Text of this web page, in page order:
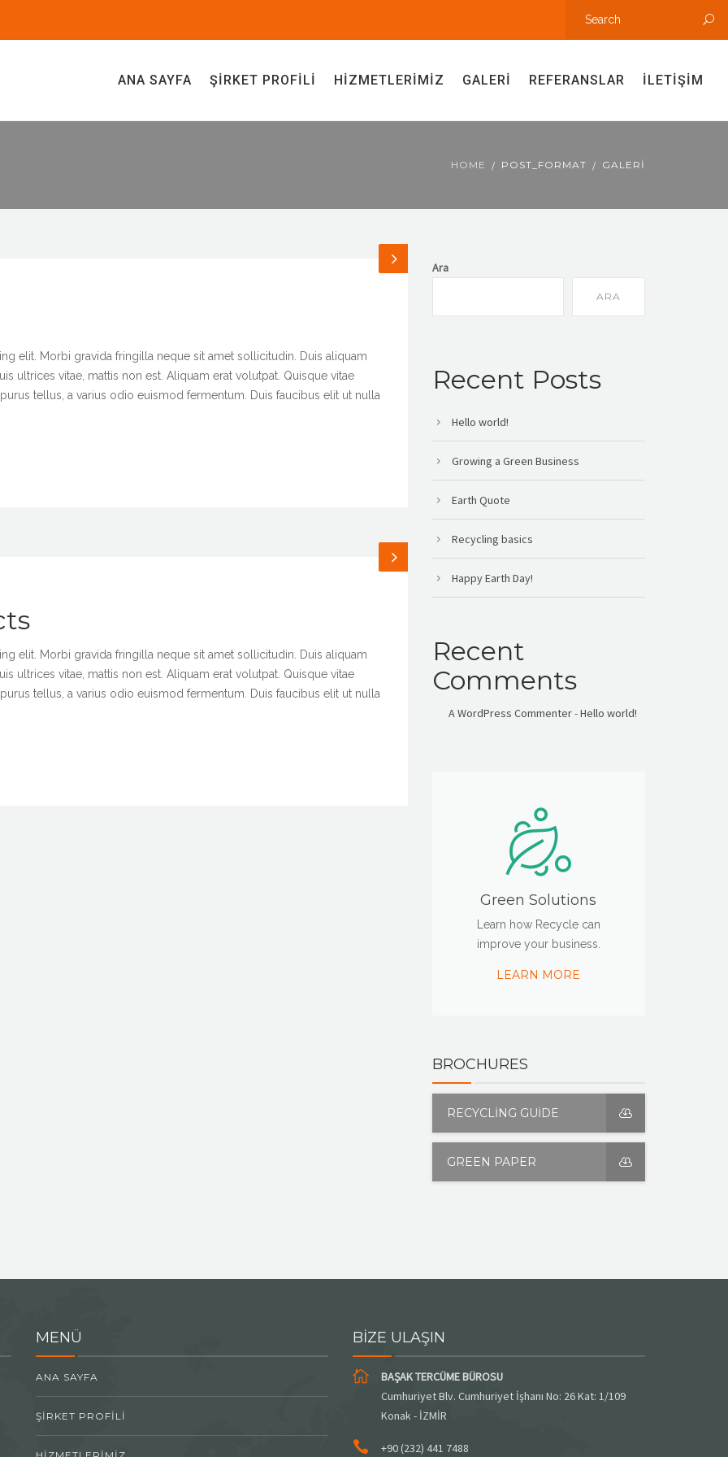
ANA SAYFA ŞIRKET PROFILI HIZMETLERIMIZ GALERI REFERANSLAR İLETIŞIM
HOME POST_FORMAT GALERI
elit. Morbi gravida fringilla neque sit amet sollicitudin. Duis aliquam
ultrices vitae, mattis non est. Aliquam erat volutpat. Quisque vitae
tellus, a varius odio euismod fermentum. Duis faucibus elit ut nulla
elit. Morbi gravida fringilla neque sit amet sollicitudin. Duis aliquam
ultrices vitae, mattis non est. Aliquam erat volutpat. Quisque vitae
tellus, a varius odio euismod fermentum. Duis faucibus elit ut nulla
Ara
ARA
Recent Posts
Hello world!
Growing a Green Business
Earth Quote
Recycling basics
Happy Earth Day!
Recent
Comments
A WordPress Commenter-Hello world!
Green Solutions
Learn how Recycle can
improve your business.
LEARN MORE
BROCHURES
RECYCLING GUIDE
GREEN PAPER
MENÜ
ANA SAYFA
ŞIRKET PROFILI
BİZE ULAŞIN
BAŞAK TERCÜME BÜROSU
Cumhuriyet Blv. Cumhuriyet İşhanı No: 26 Kat: 1/109
Konak - İZMİR
+90 (232) 441 7488